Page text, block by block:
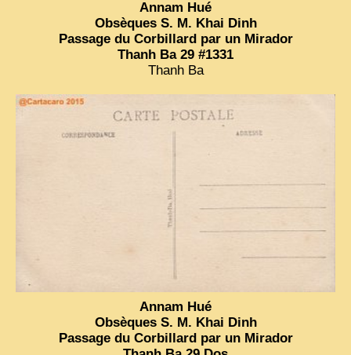
Annam Hué
Obsèques S. M. Khai Dinh
Passage du Corbillard par un Mirador
Thanh Ba 29 #1331
Thanh Ba
Annam Hué
Obsèques S. M. Khai Dinh
Passage du Corbillard par un Mirador